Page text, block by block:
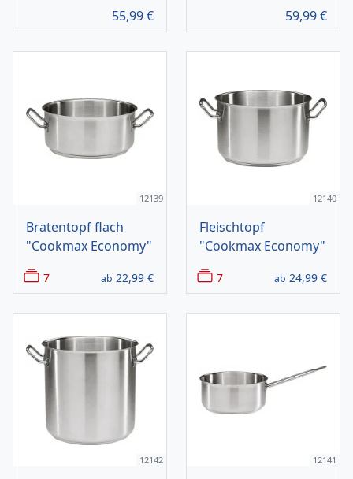
55,99€
59,99€
12139
Bratentopf flach
"Cookmax Economy"
7 ab 22,99 €
12140
Fleischtopf
"Cookmax Economy"
7 ab 24,99 €
12142 12141